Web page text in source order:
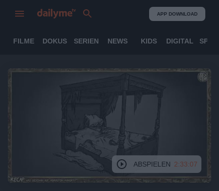
APP DOWNLOAD
FILME DOKUS SERIEN NEWS KIDS DIGITAL
ABSPIELEN 2:33:07